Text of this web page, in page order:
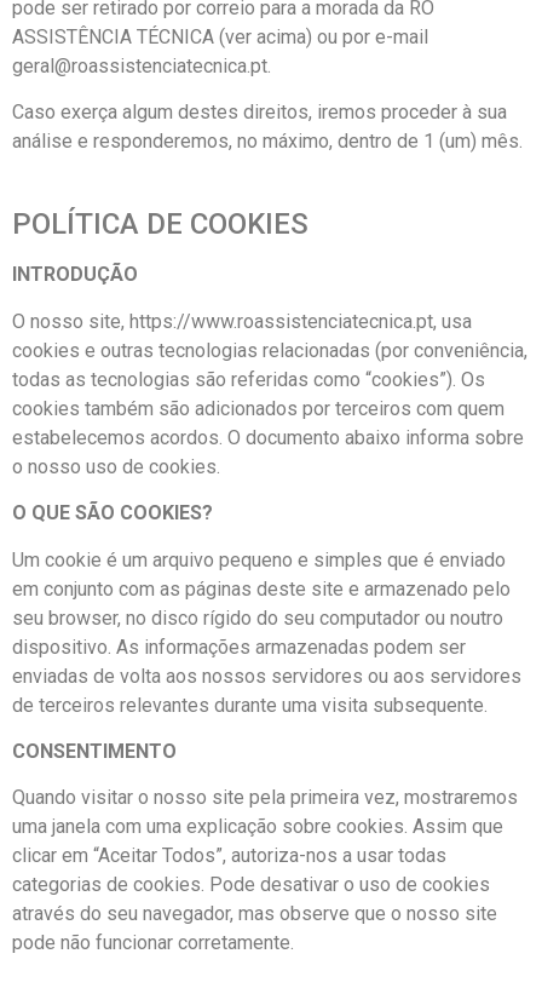
pode ser retirado por correio para a morada da RO
ASSISTÊNCIA TÉCNICA (ver acima) ou por e-mail
geral@roassistenciatecnica.pt.
Caso exerça algum destes direitos, iremos proceder à sua
análise e responderemos, no máximo, dentro de 1 (um) mês.
POLÍTICA DE COOKIES
INTRODUÇÃO
O nosso site, https://www.roassistenciatecnica.pt, usa
cookies e outras tecnologias relacionadas (por conveniência,
todas as tecnologias são referidas como “cookies”). Os
cookies também são adicionados por terceiros com quem
estabelecemos acordos. O documento abaixo informa sobre
o nosso uso de cookies.
O QUE SÃO COOKIES?
Um cookie é um arquivo pequeno e simples que é enviado
em conjunto com as páginas deste site e armazenado pelo
seu browser, no disco rígido do seu computador ou noutro
dispositivo. As informações armazenadas podem ser
enviadas de volta aos nossos servidores ou aos servidores
de terceiros relevantes durante uma visita subsequente.
CONSENTIMENTO
Quando visitar o nosso site pela primeira vez, mostraremos
uma janela com uma explicação sobre cookies. Assim que
clicar em “Aceitar Todos”, autoriza-nos a usar todas
categorias de cookies. Pode desativar o uso de cookies
através do seu navegador, mas observe que o nosso site
pode não funcionar corretamente.